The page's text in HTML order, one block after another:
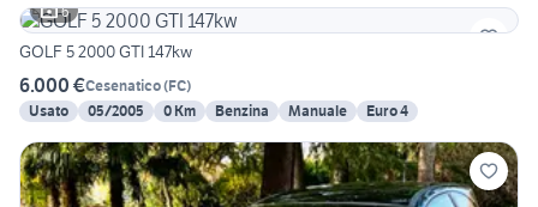
6
GOLF 5 2000 GTI 147kw
6.000 €Cesenatico(FC)
Usato
05/2005 0 Km Benzina Manuale Euro 4